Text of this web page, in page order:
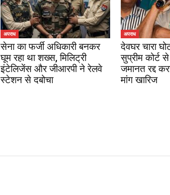
अपराध
सेना का फर्जी अधिकारी बनकर
घूम रहा था शख्स, मिलिट्री
इंटेलिजेंस और जीआरपी ने रेलवे
स्टेशन से दबोचा
अपराध
देवघर चारा
सुप्रीम कोर्ट
जमानत रद्द
मांग खारिज